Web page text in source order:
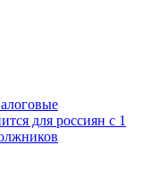
для россиян с 1